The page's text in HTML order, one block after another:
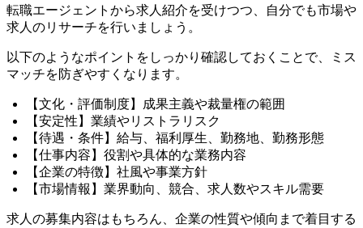
転職エージェントから求人紹介を受けつつ、自分でも市場や
求人のリサーチを行いましょう。
以下のようなポイントをしっかり確認しておくことで、ミス
マッチを防ぎやすくなります。
【文化・評価制度】成果主義や裁量権の範囲
【安定性】業績やリストラリスク
【待遇・条件】給与、福利厚生、勤務地、勤務形態
【仕事内容】役割や具体的な業務内容
【企業の特徴】社風や事業方針
【市場情報】業界動向、競合、求人数やスキル需要
求人の募集内容はもちろん、 企業の性質や傾向まで着目する